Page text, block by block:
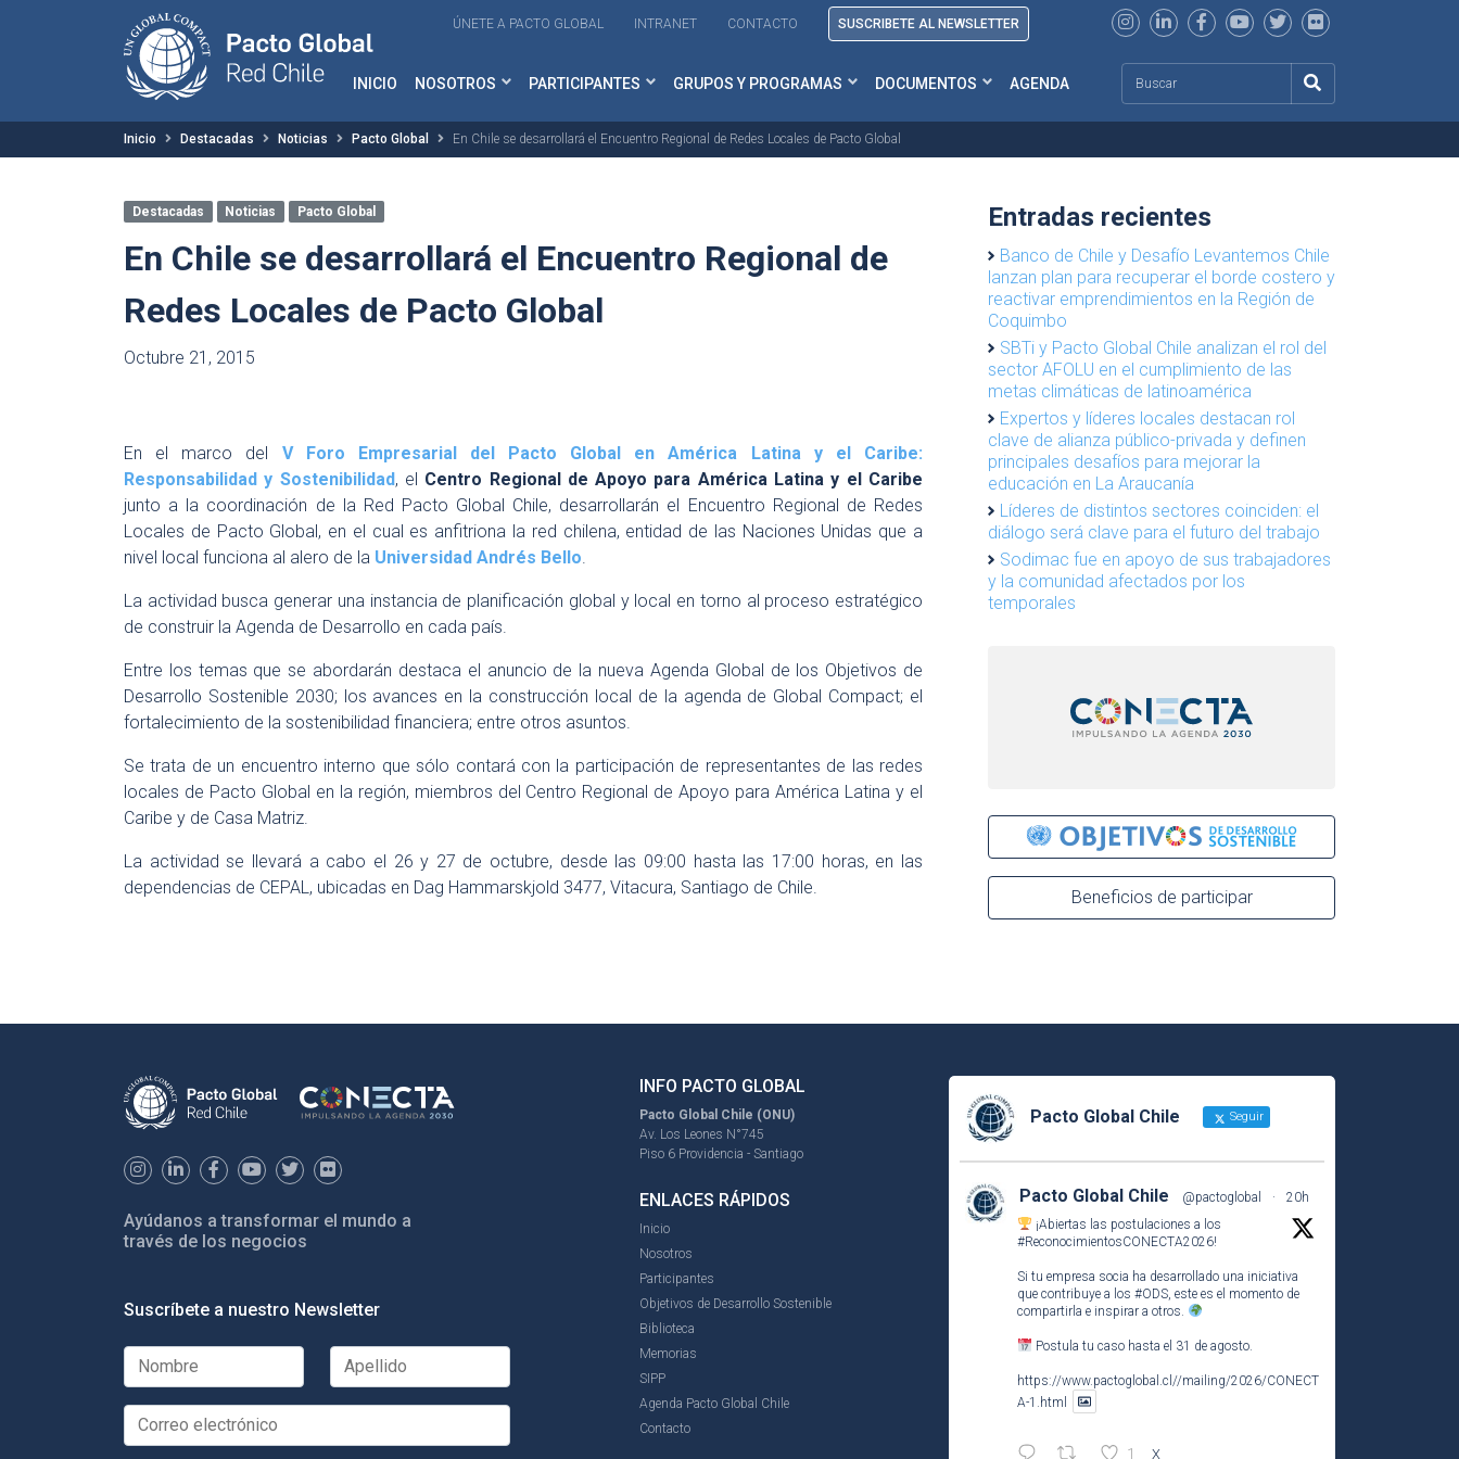
ÚNETE A PACTO GLOBAL INTRANET CONTACTO SUSCRIBETE AL NEWSLETTER
INICIO NOSOTROS PARTICIPANTES GRUPOS Y PROGRAMAS DOCUMENTOS AGENDA
Inicio Destacadas Noticias Pacto Global En Chile se desarrollará el Encuentro Regional de Redes Locales de Pacto Global
Destacadas Noticias Pacto Global
En Chile se desarrollará el Encuentro Regional de
Redes Locales de Pacto Global
Octubre 21, 2015
En el marco del V Foro Empresarial del Pacto Global en América Latina y el Caribe:
Responsabilidad y Sostenibilidad, el Centro Regional de Apoyo para América Latina y el Caribe
junto a la coordinación de la Red Pacto Global Chile, desarrollarán el Encuentro Regional de Redes
Locales de Pacto Global, en el cual es anfitriona la red chilena, entidad de las Naciones Unidas que a
nivel local funciona al alero de la Universidad Andrés Bello.
La actividad busca generar una instancia de planificación global y local en torno al proceso estratégico
de construir la Agenda de Desarrollo en cada país.
Entre los temas que se abordarán destaca el anuncio de la nueva Agenda Global de los Objetivos de
Desarrollo Sostenible 2030; los avances en la construcción local de la agenda de Global Compact; el
fortalecimiento de la sostenibilidad financiera; entre otros asuntos.
Se trata de un encuentro interno que sólo contará con la participación de representantes de las redes
locales de Pacto Global en la región, miembros del Centro Regional de Apoyo para América Latina y el
Caribe y de Casa Matriz.
La actividad se llevará a cabo el 26 y 27 de octubre, desde las 09:00 hasta las 17:00 horas, en las
dependencias de CEPAL, ubicadas en Dag Hammarskjold 3477, Vitacura, Santiago de Chile.
Entradas recientes
Banco de Chile y Desafío Levantemos Chile
lanzan plan para recuperar el borde costero y
reactivar emprendimientos en la Región de
Coquimbo
SBTi y Pacto Global Chile analizan el rol del
sector AFOLU en el cumplimiento de las
metas climáticas de latinoamérica
Expertos y líderes locales destacan rol
clave de alianza público-privada y definen
principales desafíos para mejorar la
educación en La Araucanía
Líderes de distintos sectores coinciden: el
diálogo será clave para el futuro del trabajo
Sodimac fue en apoyo de sus trabajadores
y la comunidad afectados por los
temporales
Beneficios de participar
Ayúdanos a transformar el mundo a
través de los negocios
Suscríbete a nuestro Newsletter
INFO PACTO GLOBAL
Pacto Global Chile (ONU)
Av. Los Leones N°745
Piso 6 Providencia - Santiago
ENLACES RÁPIDOS
Inicio
Nosotros
Participantes
Objetivos de Desarrollo Sostenible
Biblioteca
Memorias
SIPP
Agenda Pacto Global Chile
Contacto
Pacto Global Chile Seguir
Pacto Global Chile @pactoglobal ·
20h
¡Abiertas las postulaciones a los
#ReconocimientosCONECTA2026!
Si tu empresa socia ha desarrollado una iniciativa
que contribuye a los #ODS, este es el momento de
compartirla e inspirar a otros.
Postula tu caso hasta el 31 de agosto.
https://www.pactoglobal.cl//mailing/2026/CONECT
A-1.html
1 X